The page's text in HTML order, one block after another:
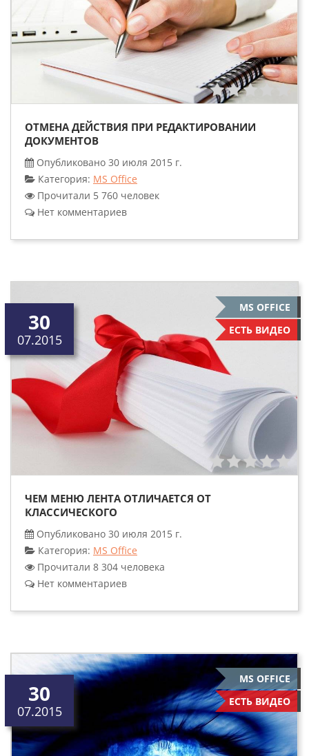
ОТМЕНА ДЕЙСТВИЯ ПРИ РЕДАКТИРОВАНИИ
ДОКУМЕНТОВ
Опубликовано 30 июля 2015 г.
Категория: MS Office
Прочитали 5 760 человек
Нет комментариев
30
07.2015
MS OFFICE
ЕСТЬ ВИДЕО
ЧЕМ МЕНЮ ЛЕНТА ОТЛИЧАЕТСЯ ОТ
КЛАССИЧЕСКОГО
Опубликовано 30 июля 2015 г.
Категория: MS Office
Прочитали 8 304 человека
Нет комментариев
30
07.2015
MS OFFICE
ЕСТЬ ВИДЕО